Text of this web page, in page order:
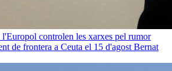
controlen les xarxes pel rumor
de frontera a Ceuta el 15 d'agost Bernat